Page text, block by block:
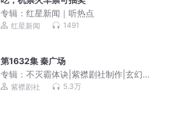
专辑： 红星新闻｜听热点
红星新闻 1491
第1632集 秦广场
专辑： 不灭霸体诀|紫襟剧社制作|玄幻&
修真爽文|有声剧
紫襟剧社 5.3万